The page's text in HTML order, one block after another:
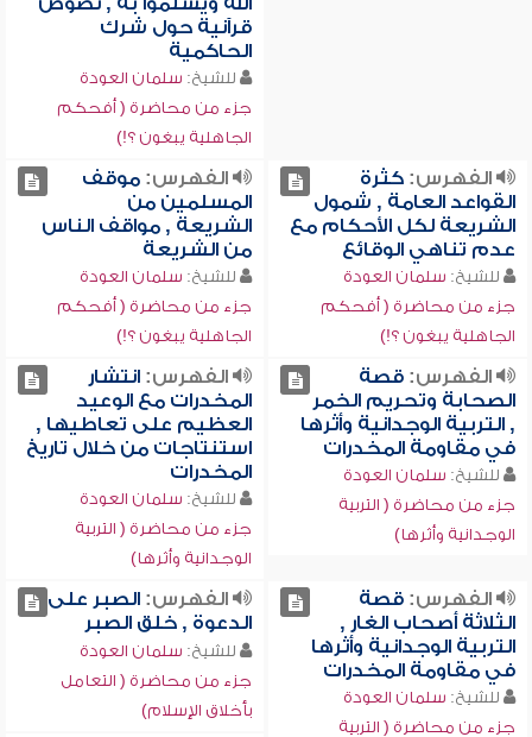
قرآنية حول شرك
الحاكمية
للشيخ: سلمان العودة
جزء من محاضرة ( أفحكم
الجاهلية يبغون ؟!)
الفهرس:كثرة
القواعد العامة , شمول
الشريعة لكل الأحكام مع
عدم تناهي الوقائع
للشيخ: سلمان العودة
جزء من محاضرة ( أفحكم
الجاهلية يبغون ؟!)
الفهرس:موقف
المسلمين من
الشريعة , مواقف الناس
من الشريعة
للشيخ: سلمان العودة
جزء من محاضرة ( أفحكم
الجاهلية يبغون ؟!)
الفهرس:قصة
الصحابة وتحريم الخمر
, التربية الوجدانية وأثرها
في مقاومة المخدرات
للشيخ: سلمان العودة
جزء من محاضرة ( التربية
الوجدانية وأثرها)
الفهرس:انتشار
المخدرات مع الوعيد
العظيم على تعاطيها ,
استنتاجات من خلال تاريخ
المخدرات
للشيخ: سلمان العودة
جزء من محاضرة ( التربية
الوجدانية وأثرها)
الفهرس:قصة
الثلاثة أصحاب الغار ,
التربية الوجدانية وأثرها
في مقاومة المخدرات
للشيخ: سلمان العودة
جزء من محاضرة ( التربية
الفهرس:الصبر على
الدعوة , خلق الصبر
للشيخ: سلمان العودة
جزء من محاضرة ( التعامل
بأخلاق الإسلام)